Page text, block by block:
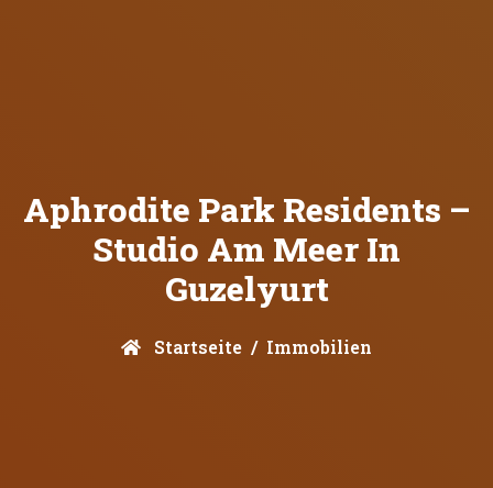
Aphrodite Park Residents –
Studio Am Meer In
Guzelyurt
Startseite Immobilien